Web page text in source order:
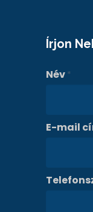
Írjon
Név *
E-mail